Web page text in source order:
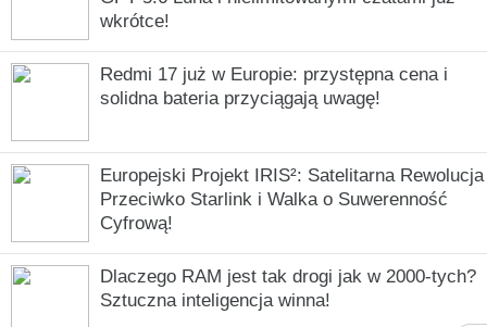
wkrótce!
Redmi 17 już w Europie: przystępna cena i
solidna bateria przyciągają uwagę!
Europejski Projekt IRIS²: Satelitarna Rewolucja
Przeciwko Starlink i Walka o Suwerenność
Cyfrową!
Dlaczego RAM jest tak drogi jak w 2000-tych?
Sztuczna inteligencja winna!